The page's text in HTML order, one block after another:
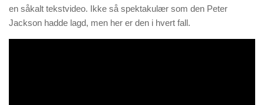
en såkalt tekstvideo. Ikke så spektakulær som den Peter
Jackson hadde lagd, men her er den i hvert fall.